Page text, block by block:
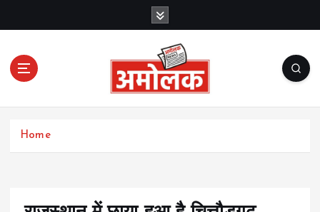
c
Amolak News
Home